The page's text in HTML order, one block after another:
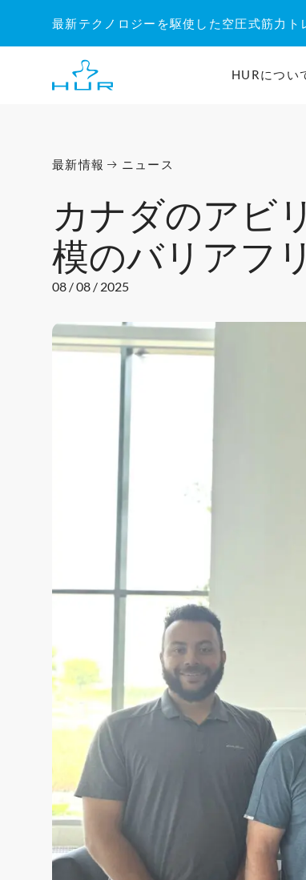
を
最新テクノロジーを駆使した空圧式筋力ト
HURについ
最新情報 ニュース
カナダのアビ
模のバリアフ
08 / 08 / 2025